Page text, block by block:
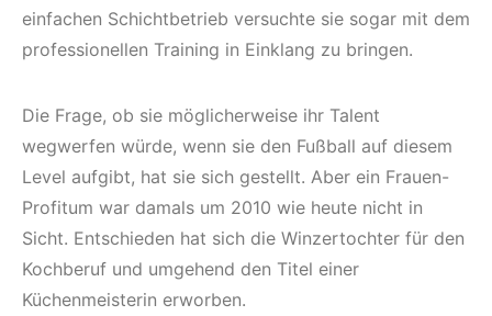
einfachen Schichtbetrieb versuchte sie sogar mit dem
professionellen Training in Einklang zu bringen.
Die Frage, ob sie möglicherweise ihr Talent
wegwerfen würde, wenn sie den Fußball auf diesem
Level aufgibt, hat sie sich gestellt. Aber ein Frauen-
Profitum war damals um 2010 wie heute nicht in
Sicht. Entschieden hat sich die Winzertochter für den
Kochberuf und umgehend den Titel einer
Küchenmeisterin erworben.